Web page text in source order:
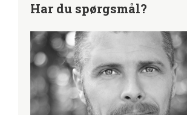
Har du spørgsmål?